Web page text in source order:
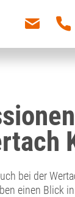
bei der
einen Blick